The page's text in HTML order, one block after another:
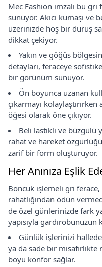
Mec Fashion imzalı bu
sunuyor. Akıcı kumaşı
üzerinizde hoş bir duruş
dikkat çekiyor.
Yakın ve göğüs
detayları, feraceye
bir görünüm sunuyor.
Ön boyunca uzanan
çıkarmayı
öğesi olarak öne çıkıyor.
Beli lastikli ve büzgülü
rahat ve hareket
zarif bir form oluşturuyor.
Her Anınıza Eşlik
Boncuk işlemeli gri
rahatlığından ödün
de özel günlerinizde fark
yapısıyla gardırobunuzun
Günlük işlerinizi
ya da sade bir misafirlikte
boyu konfor sağlar.